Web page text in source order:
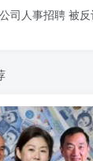
司人事招聘 被反